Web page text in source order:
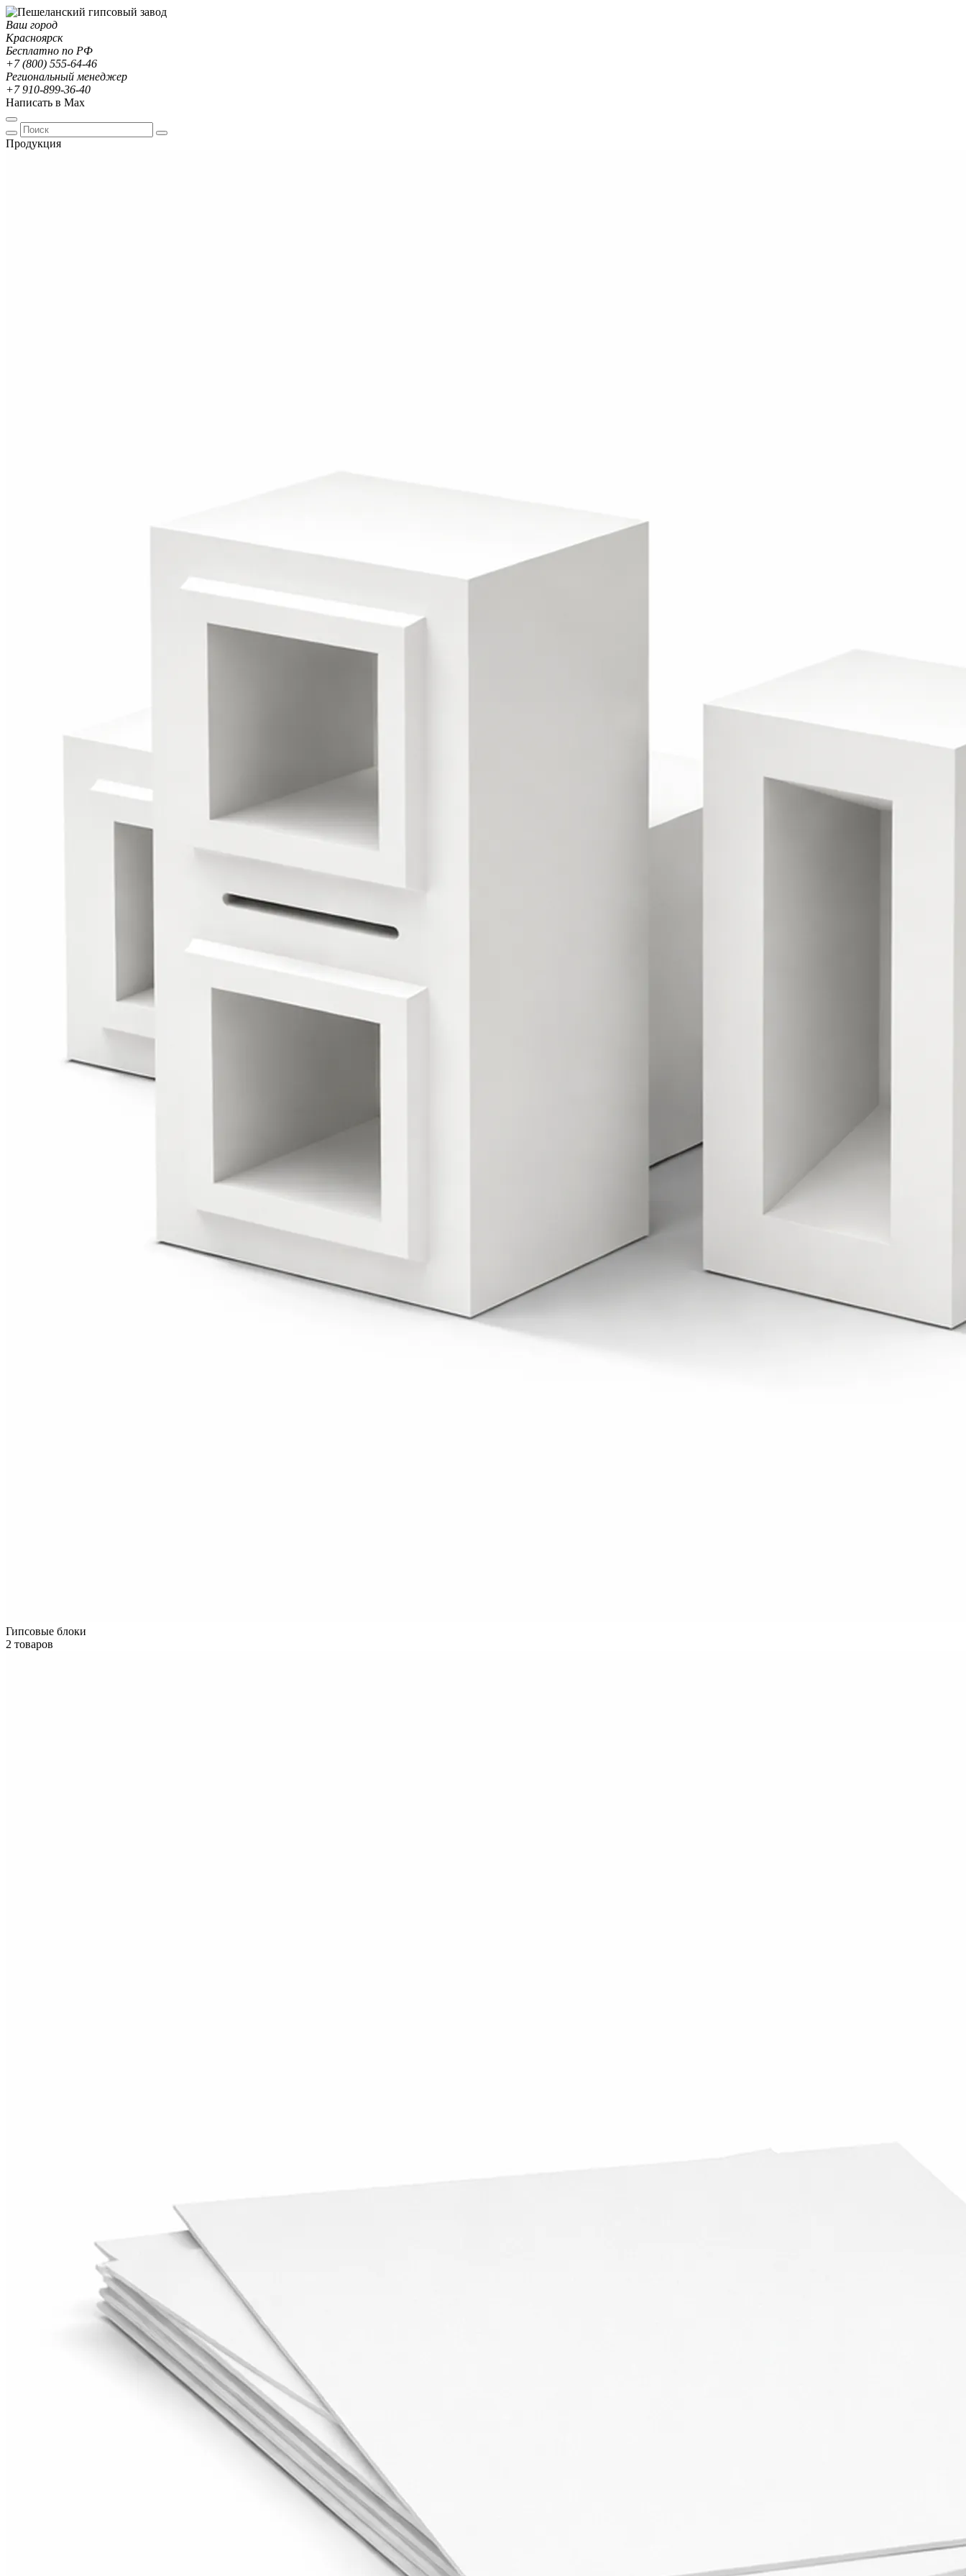
Ваш город
Красноярск
Бесплатно по РФ
+7 (800) 555-64-46
Региональный менеджер
+7 910-899-36-40
Написать в Max
Продукция
Гипсовые блоки
2 товаров